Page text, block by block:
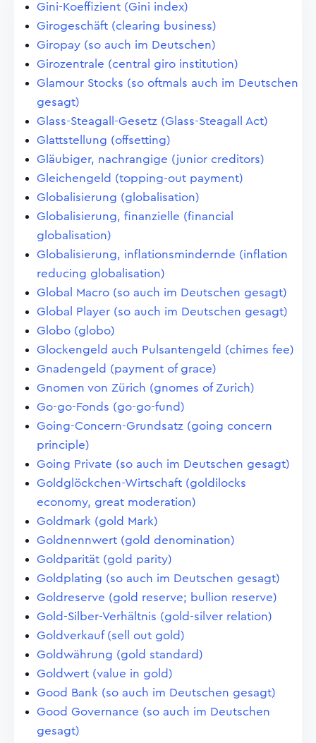
Gini-Koeffizient (Gini index)
Girogeschäft (clearing business)
Giropay (so auch im Deutschen)
Girozentrale (central giro institution)
Glamour Stocks (so oftmals auch im Deutschen
gesagt)
Glass-Steagall-Gesetz (Glass-Steagall Act)
Glattstellung (offsetting)
Gläubiger, nachrangige (junior creditors)
Gleichengeld (topping-out payment)
Globalisierung (globalisation)
Globalisierung, finanzielle (financial
globalisation)
Globalisierung, inflationsmindernde (inflation
reducing globalisation)
Global Macro (so auch im Deutschen gesagt)
Global Player (so auch im Deutschen gesagt)
Globo (globo)
Glockengeld auch Pulsantengeld (chimes fee)
Gnadengeld (payment of grace)
Gnomen von Zürich (gnomes of Zurich)
Go-go-Fonds (go-go-fund)
Going-Concern-Grundsatz (going concern
principle)
Going Private (so auch im Deutschen gesagt)
Goldglöckchen-Wirtschaft (goldilocks
economy, great moderation)
Goldmark (gold Mark)
Goldnennwert (gold denomination)
Goldparität (gold parity)
Goldplating (so auch im Deutschen gesagt)
Goldreserve (gold reserve; bullion reserve)
Gold-Silber-Verhältnis (gold-silver relation)
Goldverkauf (sell out gold)
Goldwährung (gold standard)
Goldwert (value in gold)
Good Bank (so auch im Deutschen gesagt)
Good Governance (so auch im Deutschen
gesagt)